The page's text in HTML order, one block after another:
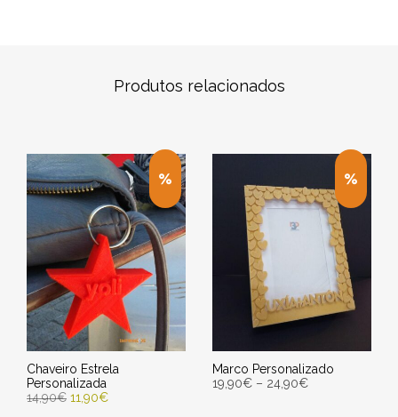
Produtos relacionados
Chaveiro Estrela
Personalizada
14,90€ 11,90€
Marco Personalizado
19,90€ – 24,90€